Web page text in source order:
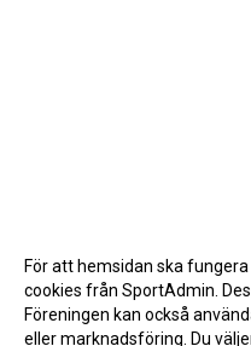
För att hemsidan ska
cookies från SportAdmin.
Föreningen kan också
eller marknadsföring. Du